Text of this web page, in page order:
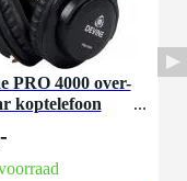
PRO 4000 over-
koptelefoon